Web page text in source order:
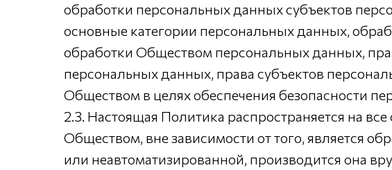
обработки персональных данных субъектов
основные категории персональных данных,
обработки Обществом персональных данных,
персональных данных, права субъектов
Обществом в целях обеспечения безопасности
2.3. Настоящая Политика распространяется на
Обществом, вне зависимости от того, является
или неавтоматизированной, производится она